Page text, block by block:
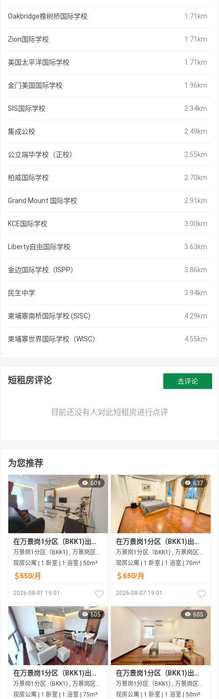
Oakbridge橡树桥国际学校 1.71km
Zion国际学校 1.71km
美国太平洋国际学校 1.71km
金门美国国际学校 1.96km
SIS国际学校 2.34km
集成公校 2.49km
公立端华学校（正校） 2.55km
柏威国际学校 2.70km
Grand Mount 国际学校 2.91km
KCE国际学校 3.00km
Liberty自由国际学校 3.63km
金边国际学校（ISPP） 3.86km
民生中学 3.94km
柬埔寨南桥国际学校 (SISC) 4.29km
柬埔寨世界国际学校（WISC） 4.55km
短租房评论
目前还没有人对此短租房进行点评
去评论
为您推荐
609
在万景岗1分区（BKK1)出租的现房公寓
万景岗1分区（BKK1) , 万景岗区（BKK) , 金边市
现房公寓 | 1 卧室 | 1 浴室 | 50m²
＄550/月
2026-08-07 19:01
637
在万景岗1分区（BKK1)出租的现房公寓
万景岗1分区（BKK1) , 万景岗区（BKK) , 金边市
现房公寓 | 1 卧室 | 1 浴室 | 70m²
＄650/月
2026-08-07 19:01
605
在万景岗1分区（BKK1)出租的现房公寓
万景岗1分区（BKK1) , 万景岗区（BKK) , 金边市
现房公寓 | 1 卧室 | 1 浴室 | 75m²
605
在万景岗1分区（BKK1)出租的现房公寓
万景岗1分区（BKK1) , 万景岗区（BKK) , 金边市
现房公寓 | 1 卧室 | 1 浴室 | 50m²